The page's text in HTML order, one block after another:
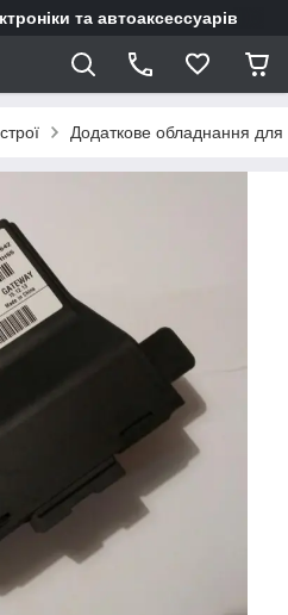
та автоаксессуарів
Додаткове обладнання для